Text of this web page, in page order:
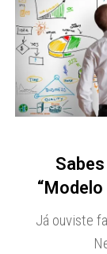
Já ouviste